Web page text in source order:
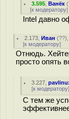
3.595 ,Ванёк (
[к модератору]
Intel давно
2.173 ,Иван (??
[к модератору]
Отнюдь.
просто опять
3.227 ,
[к модератору]
C тем же